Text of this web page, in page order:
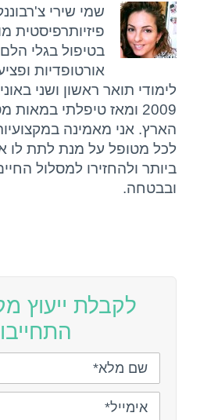
שמי שירי
פיזיותרפיסטית
בטיפול בגלי
אורטופדיות
לימודי תואר ראשון ושני
2009 ומאז טיפלתי
הארץ. אני מאמינה
לכל מטופל על מנת לתת לו
ביותר ולהחזירו למסלול
ובבטחה.
לקבלת ייעוץ